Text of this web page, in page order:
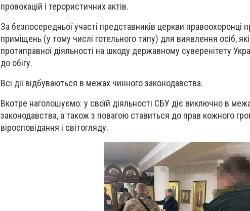
провокацій і терористичних актів.
За безпосередньої участі представників церкви правоохоронці
приміщень (у тому числі готельного типу) для виявлення осіб,
протиправної діяльності на шкоду державному суверенітету
до обігу.
Всі дії відбуваються в межах чинного законодавства.
Вкотре наголошуємо: у своїй діяльності СБУ діє виключно в
законодавства, а також з повагою ставиться до прав кожного
віросповідання і світогляду.